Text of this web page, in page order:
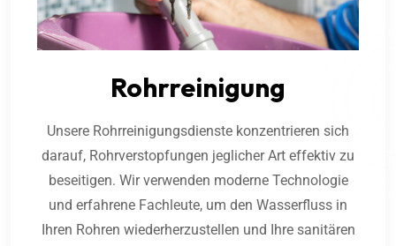
Rohrreinigung
Unsere Rohrreinigungsdienste konzentrieren sich
darauf, Rohrverstopfungen jeglicher Art effektiv zu
beseitigen. Wir verwenden moderne Technologie
und erfahrene Fachleute, um den Wasserfluss in
Ihren Rohren wiederherzustellen und Ihre sanitären